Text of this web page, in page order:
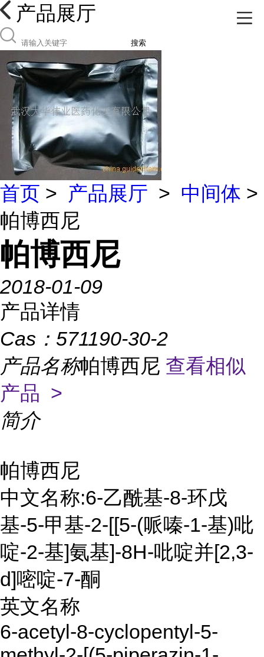
产品展厅
搜索
首页 > 产品展厅 > 中间体 >
帕博西尼
帕博西尼
2018-01-09
产品详情
Cas： 571190-30-2
产品名称帕博西尼 查看相似
产品 >
简介
帕博西尼
中文名称:6-乙酰基-8-环戊
基-5-甲基-2-[[5-(哌嗪-1-基)吡
啶-2-基]氨基]-8H-吡啶并[2,3-
d]嘧啶-7-酮
英文名称
6-acetyl-8-cyclopentyl-5-